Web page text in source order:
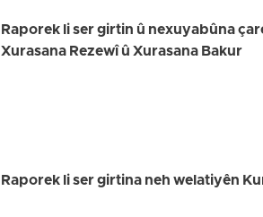
Raporek li ser girtin û nexuyabûna
Xurasana Rezewî û Xurasana Bakur
Raporek li ser girtina neh welatiyên